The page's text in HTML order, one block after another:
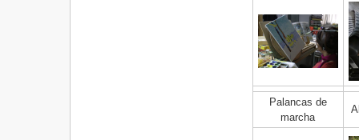
Palancas de
marcha